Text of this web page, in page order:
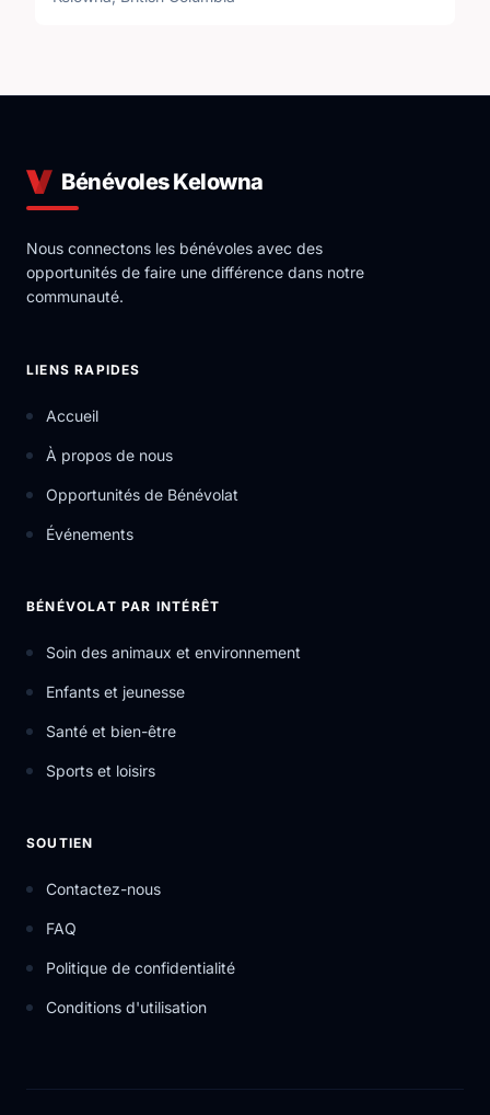
Bénévoles Kelowna
Nous connectons les bénévoles avec des
opportunités de faire une différence dans notre
communauté.
LIENS RAPIDES
Accueil
À propos de nous
Opportunités de Bénévolat
Événements
BÉNÉVOLAT PAR INTÉRÊT
Soin des animaux et environnement
Enfants et jeunesse
Santé et bien-être
Sports et loisirs
SOUTIEN
Contactez-nous
FAQ
Politique de confidentialité
Conditions d'utilisation